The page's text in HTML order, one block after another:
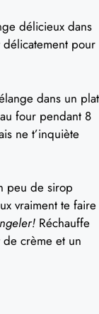
délicieux dans
délicatement pour
dans un plat
four pendant 8
ne t’inquiète
peu de sirop
vraiment te faire
Réchauffe
crème et un